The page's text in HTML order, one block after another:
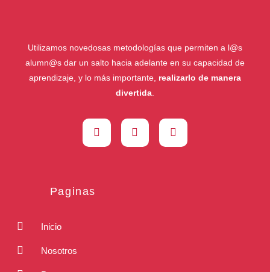
Utilizamos novedosas metodologías que permiten a l@s
alumn@s dar un salto hacia adelante en su capacidad de
aprendizaje, y lo más importante, realizarlo de manera
divertida
Paginas
Inicio
Nosotros